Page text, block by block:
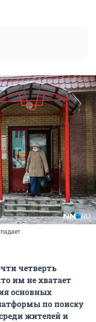
четверть
им не хватает
основных
по поиску
жителей и